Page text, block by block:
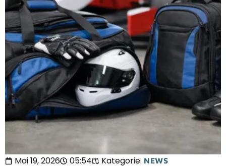
worauf es
ankommt
Mai 19, 2026 05:54 Kategorie: NEWS